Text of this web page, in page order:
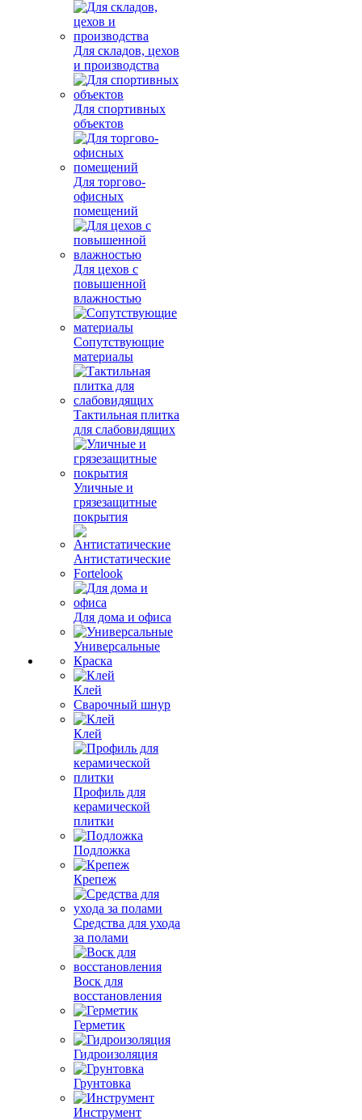
Для складов, цехов
и производства
Для спортивных
объектов
Для торгово-
офисных
помещений
Для цехов с
повышенной
влажностью
Сопутствующие
материалы
Тактильная плитка
для слабовидящих
Уличные и
грязезащитные
покрытия
Антистатические
Fortelook
Для дома и офиса
Универсальные
Краска
Клей
Сварочный шнур
Клей
Профиль для
керамической
плитки
Подложка
Крепеж
Средства для ухода
за полами
Воск для
восстановления
Герметик
Гидроизоляция
Грунтовка
Инструмент